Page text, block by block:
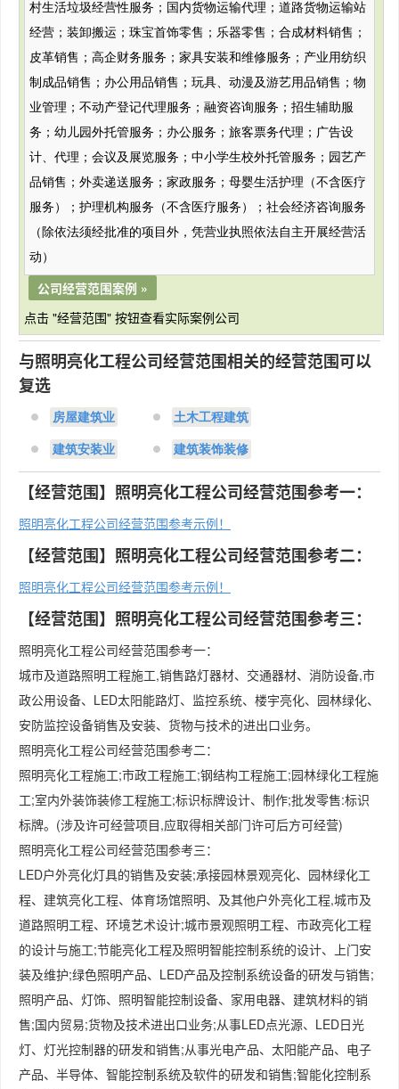
村生活垃圾经营性服务；国内货物运输代理；道路货物运输站
经营；装卸搬运；珠宝首饰零售；乐器零售；合成材料销售；
皮革销售；高企财务服务；家具安装和维修服务；产业用纺织
制成品销售；办公用品销售；玩具、动漫及游艺用品销售；物
业管理；不动产登记代理服务；融资咨询服务；招生辅助服
务；幼儿园外托管服务；办公服务；旅客票务代理；广告设
计、代理；会议及展览服务；中小学生校外托管服务；园艺产
品销售；外卖递送服务；家政服务；母婴生活护理（不含医疗
服务）；护理机构服务（不含医疗服务）；社会经济咨询服务
（除依法须经批准的项目外，凭营业执照依法自主开展经营活
动）
公司经营范围案例 »
点击 "经营范围" 按钮查看实际案例公司
与照明亮化工程公司经营范围相关的经营范围可以
复选
房屋建筑业 土木工程建筑
建筑安装业 建筑装饰装修
【经营范围】照明亮化工程公司经营范围参考一：
照明亮化工程公司经营范围参考示例！
【经营范围】照明亮化工程公司经营范围参考二：
照明亮化工程公司经营范围参考示例！
【经营范围】照明亮化工程公司经营范围参考三：
照明亮化工程公司经营范围参考一：
城市及道路照明工程施工,销售路灯器材、交通器材、消防设备,市
政公用设备、LED太阳能路灯、监控系统、楼宇亮化、园林绿化、
安防监控设备销售及安装、货物与技术的进出口业务。
照明亮化工程公司经营范围参考二：
照明亮化工程施工;市政工程施工;钢结构工程施工;园林绿化工程施
工;室内外装饰装修工程施工;标识标牌设计、制作;批发零售:标识
标牌。(涉及许可经营项目,应取得相关部门许可后方可经营)
照明亮化工程公司经营范围参考三：
LED户外亮化灯具的销售及安装;承接园林景观亮化、园林绿化工
程、建筑亮化工程、体育场馆照明、及其他户外亮化工程,城市及
道路照明工程、环境艺术设计;城市景观照明工程、市政亮化工程
的设计与施工;节能亮化工程及照明智能控制系统的设计、上门安
装及维护;绿色照明产品、LED产品及控制系统设备的研发与销售;
照明产品、灯饰、照明智能控制设备、家用电器、建筑材料的销
售;国内贸易;货物及技术进出口业务;从事LED点光源、LED日光
灯、灯光控制器的研发和销售;从事光电产品、太阳能产品、电子
产品、半导体、智能控制系统及软件的研发和销售;智能化控制系